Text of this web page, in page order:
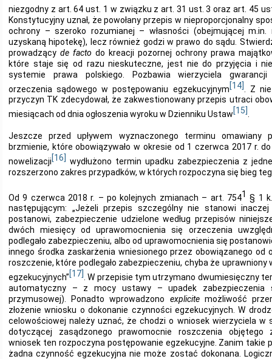
niezgodny z art. 64 ust. 1 w związku z art. 31 ust. 3 oraz art. 45
Konstytucyjny uznał, że powołany przepis w nieproporcjonalny
ochrony – szeroko rozumianej – własności (obejmującej
uzyskaną hipotekę), lecz również godzi w prawo do sądu.
prowadzący de facto do kreacji pozornej ochrony prawa
które staje się od razu nieskuteczne, jest nie do przyjęcia i
systemie prawa polskiego. Pozbawia wierzyciela gwarancji
orzeczenia sądowego w postępowaniu egzekucyjnym[14] . Z
przyczyn TK zdecydował, że zakwestionowany przepis utraci
miesiącach od dnia ogłoszenia wyroku w Dzienniku Ustaw[15]
Jeszcze przed upływem wyznaczonego terminu omawiany
brzmienie, które obowiązywało w okresie od 1 czerwca 2017 r.
nowelizacji[16] wydłużono termin upadku zabezpieczenia z
rozszerzono zakres przypadków, w których rozpoczyna się bieg
Od 9 czerwca 2018 r. – po kolejnych zmianach – art. 7541§ 1
następującym: „Jeżeli przepis szczególny nie stanowi
postanowi, zabezpieczenie udzielone według przepisów
dwóch miesięcy od uprawomocnienia się orzeczenia
podlegało zabezpieczeniu, albo od uprawomocnienia się
innego środka zaskarżenia wniesionego przez obowiązanego od
roszczenie, które podlegało zabezpieczeniu, chyba że uprawniony
egzekucyjnych”[17] . W przepisie tym utrzymano dwumiesięczny
automatyczny – z mocy ustawy – upadek zabezpieczenia
przymusowej). Ponadto wprowadzono explicitemożliwość
złożenie wniosku o dokonanie czynności egzekucyjnych. W
celowościowej należy uznać, że chodzi o wniosek wierzyciela w
dotyczącej zasądzonego prawomocnie roszczenia objętego
wniosek ten rozpoczyna postępowanie egzekucyjne. Zanim takie
żadna czynność egzekucyjna nie może zostać dokonana.